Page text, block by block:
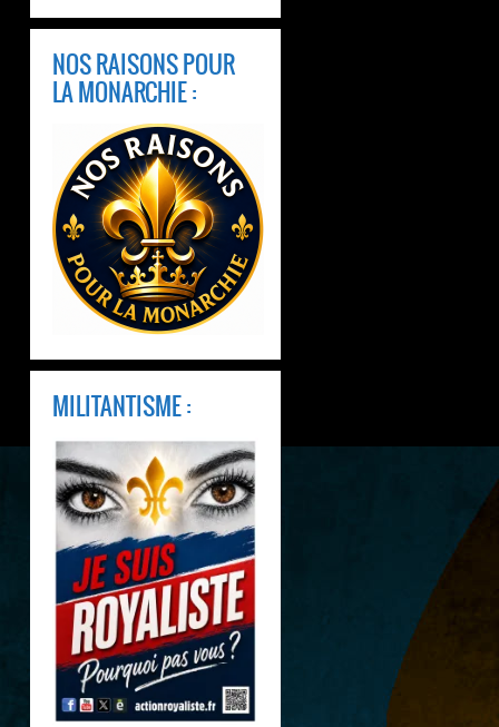
NOS RAISONS POUR
LA MONARCHIE :
MILITANTISME :